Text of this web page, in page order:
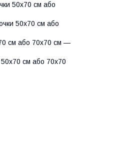
50х70 см або
50х70 см або
см або 70х70 см —
см або 70х70